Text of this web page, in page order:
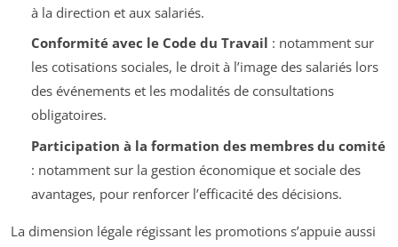
à la direction et aux salariés.
Conformité avec le Code du Travail : notamment sur
les cotisations sociales, le droit à l’image des salariés lors
des événements et les modalités de consultations
obligatoires.
Participation à la formation des membres du comité
: notamment sur la gestion économique et sociale des
avantages, pour renforcer l’efficacité des décisions.
La dimension légale régissant les promotions s’appuie aussi